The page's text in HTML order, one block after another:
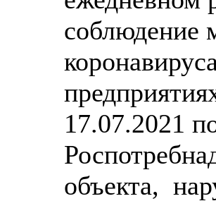
соблюдение
17.07.2021
объекта,